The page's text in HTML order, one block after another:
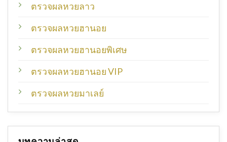
ตรวจผลหวยลาว
ตรวจผลหวยฮานอย
ตรวจผลหวยฮานอยพิเศษ
ตรวจผลหวยฮานอย VIP
ตรวจผลหวยมาเลย์